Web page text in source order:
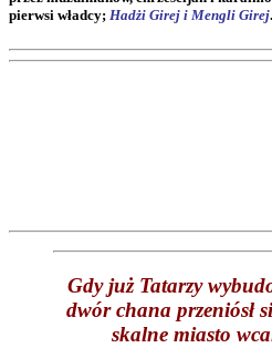
pierwsi władcy; Hadżi Girej i Mengli Girej.
Gdy już Tatarzy
dwór chana przeniósł
skalne miasto